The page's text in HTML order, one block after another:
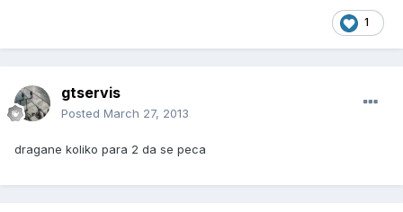
1
gtservis
Posted March 27, 2013
dragane koliko para 2 da se peca